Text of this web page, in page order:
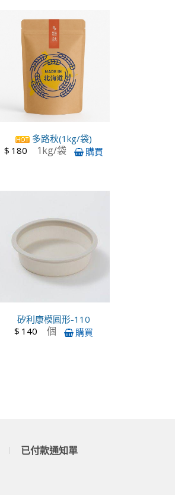
多路秋(1kg/袋)
$ 180 1kg/袋 購買
矽利康模圓形-110
$ 140 個 購買
已付款通知單